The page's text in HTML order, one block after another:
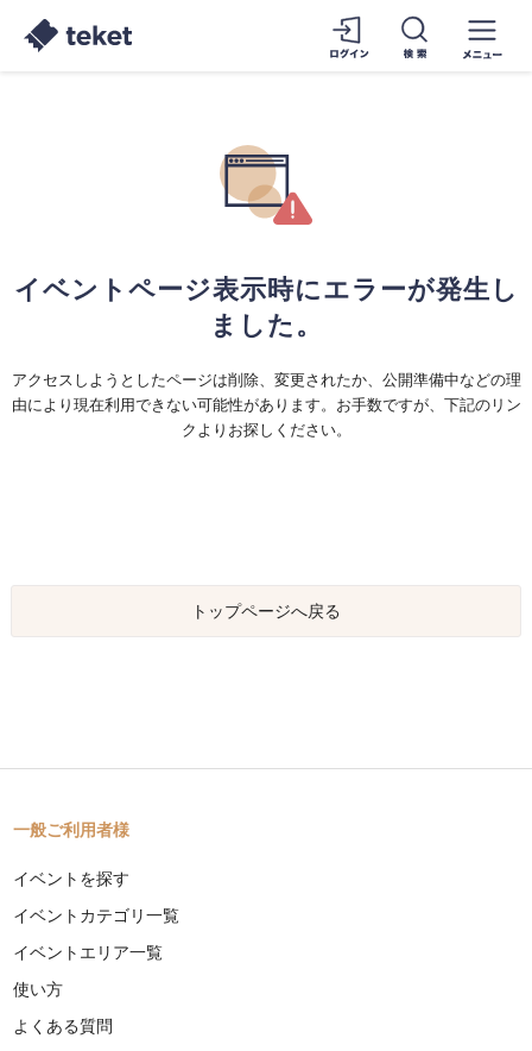
イベントページ表示時にエラーが発生し
ました。
アクセスしようとしたページは削除、変更されたか、公開準備中などの理
由により現在利用できない可能性があります。お手数ですが、下記のリン
クよりお探しください。
トップページへ戻る
一般ご利用者様
イベントを探す
イベントカテゴリ一覧
イベントエリア一覧
使い方
よくある質問